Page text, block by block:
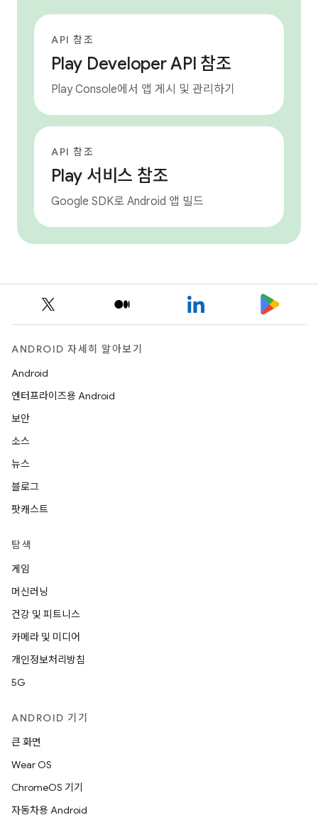
API 참조
Play Developer API 참조
Play Console에서 앱 게시 및 관리하기
API 참조
Play 서비스 참조
Google SDK로 Android 앱 빌드
ANDROID 자세히 알아보기
Android
엔터프라이즈용 Android
보안
소스
뉴스
블로그
팟캐스트
탐색
게임
머신러닝
건강 및 피트니스
카메라 및 미디어
개인정보처리방침
5G
ANDROID 기기
큰 화면
Wear OS
ChromeOS 기기
자동차용 Android